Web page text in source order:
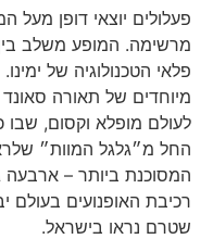
פעלולים יוצאי דופן מעל
מרשימה. המופע משלב בין
פלאי הטכנולוגיה של ימינו.
מיוחדים של תאורה סאונד
לעולם מופלא וקסום, שבו
החל מ״גלגל המוות״
המסוכנת ביותר – ארבעה
רכיבת האופנועים בעולם
שטרם נראו בישראל.